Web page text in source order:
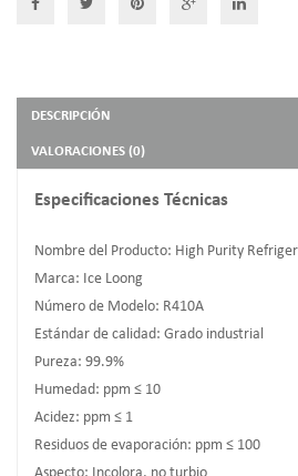
DESCRIPCIÓN
VALORACIONES (0)
Especificaciones Técnicas
Nombre del Producto: High Purity
Marca: Ice Loong
Número de Modelo: R410A
Estándar de calidad: Grado industrial
Pureza: 99.9%
Humedad: ppm ≤ 10
Acidez: ppm ≤ 1
Residuos de evaporación: ppm ≤ 100